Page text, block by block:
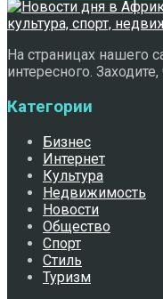
На страницах нашего
интересного.
Категории
Бизнес
Интернет
Культура
Недвижимость
Новости
Общество
Спорт
Стиль
Туризм